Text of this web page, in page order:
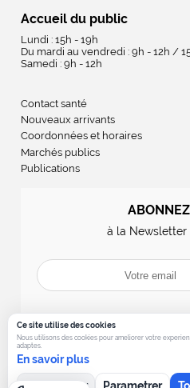
Accueil du public
Lundi : 15h - 19h
Du mardi au vendredi : 9h - 12h /
Samedi : 9h - 12h
Contact santé
Nouveaux arrivants
Coordonnées et horaires
Marchés publics
Publications
à la Newsletter
Ce site utilise des cookies
Nous utilisons des cookies pour ameliorer votre
adaptes.
En savoir plus